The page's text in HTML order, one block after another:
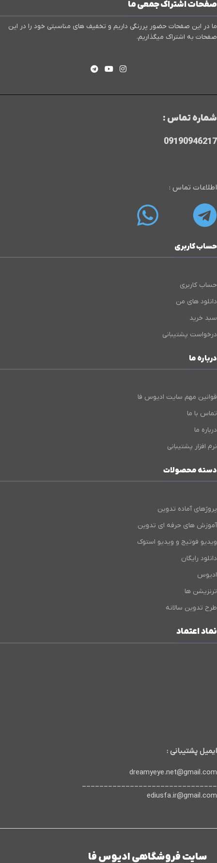
صفحات اشتراک جمعی ما
ما در این صفحات حضور پررنگی داریم و تخفیف های مناسبتی خود را در این
صفحات به اشتراک میگذاریم.
شماره تماس :
09190946217
اطلاعات تماس :
حساب کاربری
حساب کاربری
دانلود های من
سبد خرید
درخواست پشتیبانی
درباره ما
قوانین مهم سایت ادیوس فا
تماس با ما
درباره ما
نرم افزار پشتیبانی
دسته محصولات
پروژهای آماده تدوین
آموزش های حرفه ای تدوین
ویدیو فوتیج و ویدیو استوک
دانلود رایگان
ادیوس
ترنزیشن ها
طرح تدوین سالانه
نماد اعتماد
ایمیل پشتیبانی :
dreamyeye.net@gmail.com
_______________________________
ediusfa.ir@gmail.com
سایت فروشگاهی ادیوس فا